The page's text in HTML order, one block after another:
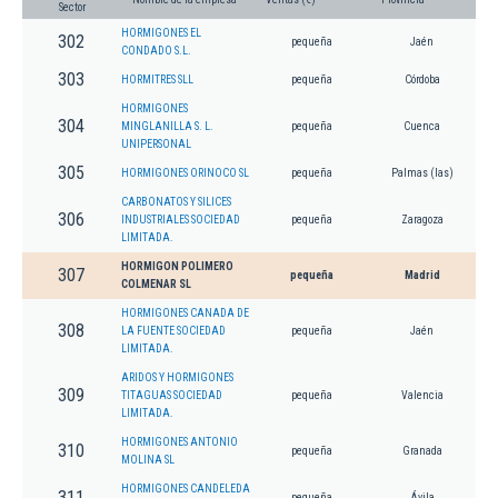
Sector
302
HORMIGONES EL
CONDADO S.L.
pequeña Jaén
303 HORMITRES SLL pequeña Córdoba
304
HORMIGONES
MINGLANILLA S. L.
UNIPERSONAL
pequeña Cuenca
305 HORMIGONES ORINOCO SL pequeña Palmas (las)
306
CARBONATOS Y SILICES
INDUSTRIALES SOCIEDAD
LIMITADA.
pequeña Zaragoza
307
HORMIGON POLIMERO
COLMENAR SL
pequeña Madrid
308
HORMIGONES CANADA DE
LA FUENTE SOCIEDAD
LIMITADA.
pequeña Jaén
309
ARIDOS Y HORMIGONES
TITAGUAS SOCIEDAD
LIMITADA.
pequeña Valencia
310
HORMIGONES ANTONIO
MOLINA SL
pequeña Granada
HORMIGONES CANDELEDA